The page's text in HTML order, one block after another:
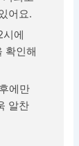
어요.
에
확인해
에만
알찬